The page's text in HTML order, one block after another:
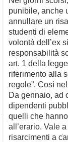
punibile, anche
annullare un
studenti di
volontà dell’ex
responsabilità
art. 1 della
riferimento alla
regole”. Così
Da gennaio, ad
dipendenti
quelli che
all’erario. Vale
risarcimenti a